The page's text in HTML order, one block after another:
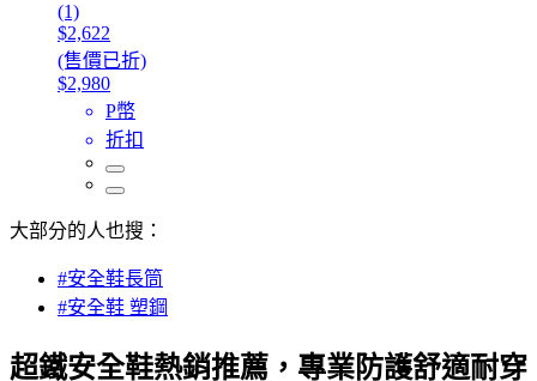
(1)
$2,622
(售價已折)
$2,980
P幣
折扣
大部分的人也搜：
#安全鞋長筒
#安全鞋 塑鋼
超鐵安全鞋熱銷推薦，專業防護舒適耐穿